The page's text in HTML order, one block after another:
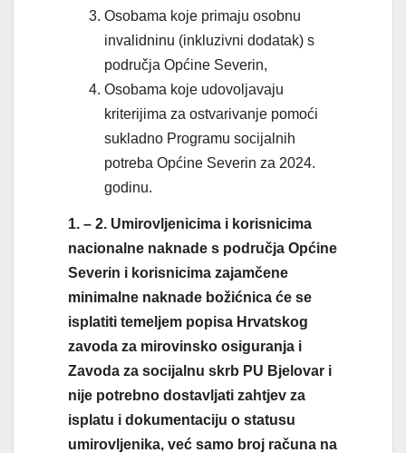
Osobama koje primaju osobnu
invalidninu (inkluzivni dodatak) s
područja Općine Severin,
Osobama koje udovoljavaju
kriterijima za ostvarivanje pomoći
sukladno Programu socijalnih
potreba Općine Severin za 2024.
godinu.
1. – 2. Umirovljenicima i korisnicima
nacionalne naknade s područja Općine
Severin i korisnicima zajamčene
minimalne naknade božićnica će se
isplatiti temeljem popisa Hrvatskog
zavoda za mirovinsko osiguranja i
Zavoda za socijalnu skrb PU Bjelovar i
nije potrebno dostavljati zahtjev za
isplatu i dokumentaciju o statusu
umirovljenika, već samo broj računa na